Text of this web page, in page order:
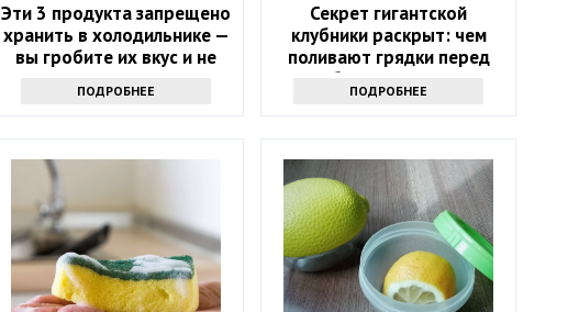
Эти 3 продукта запрещено
хранить в холодильнике —
вы гробите их вкус и не
ПОДРОБНЕЕ
Секрет гигантской
клубники раскрыт: чем
поливают грядки перед
сбором урожая
ПОДРОБНЕЕ